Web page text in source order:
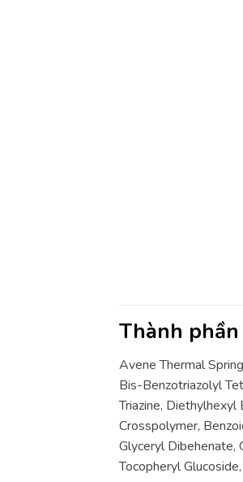
Thành phần
Avene Thermal
Bis-Benzotriazolyl
Triazine,
Crosspolymer,
Glyceryl Dibehenate,
Tocopheryl